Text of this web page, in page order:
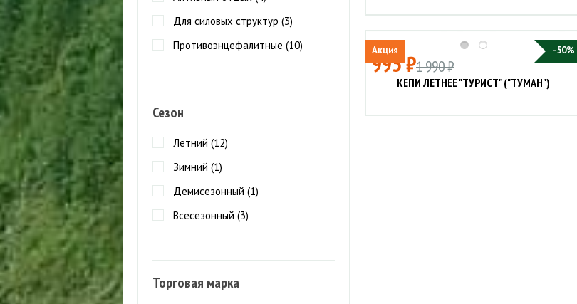
Для силовых структур (3)
Противоэнцефалитные (10)
Сезон
Летний (12)
Зимний (1)
Демисезонный (1)
Всесезонный (3)
Торговая марка
Акция -50%
995 ₽1 990 ₽
КЕПИ ЛЕТНЕЕ "ТУРИСТ" ("ТУМАН")